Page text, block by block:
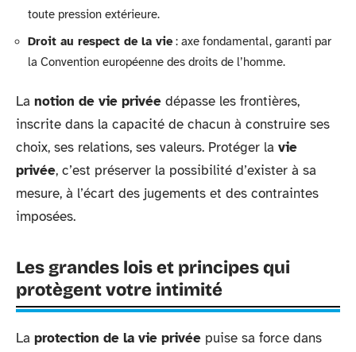
toute pression extérieure.
Droit au respect de la vie: axe fondamental, garanti par
la Convention européenne des droits de l’homme.
La notion de vie privée dépasse les frontières,
inscrite dans la capacité de chacun à construire ses
choix, ses relations, ses valeurs. Protéger la vie
privée, c’est préserver la possibilité d’exister à sa
mesure, à l’écart des jugements et des contraintes
imposées.
Les grandes lois et principes qui
protègent votre intimité
La protection de la vie privée puise sa force dans